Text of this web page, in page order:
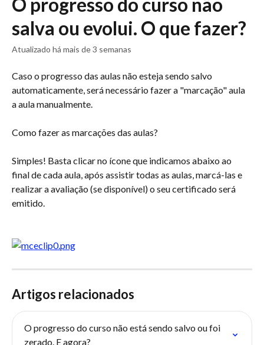
salva ou evolui. O que fazer?
Atualizado há mais de 3 semanas
Caso o progresso das aulas não esteja sendo salvo
automaticamente, será necessário fazer a "marcação" aula
a aula manualmente.
Como fazer as marcações das aulas?
Simples! Basta clicar no ícone que indicamos abaixo ao
final de cada aula, após assistir todas as aulas, marcá-las e
realizar a avaliação (se disponível) o seu certificado será
emitido.
Artigos relacionados
O progresso do curso não está sendo salvo ou foi
zerado. E agora?